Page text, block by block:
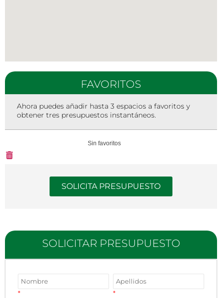
FAVORITOS
Ahora puedes añadir hasta 3 espacios a favoritos y
obtener tres presupuestos instantáneos.
Sin favoritos
SOLICITA PRESUPUESTO
SOLICITAR PRESUPUESTO
* *